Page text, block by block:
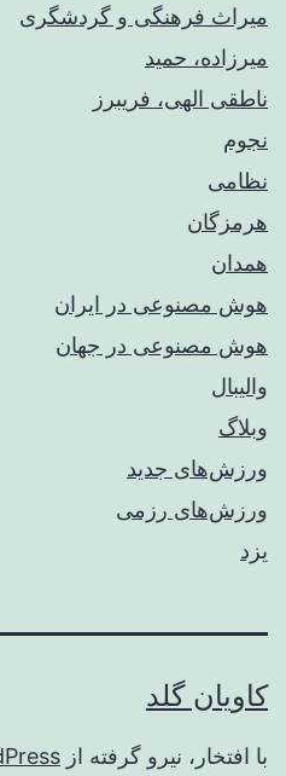
میراث فرهنگی و گردشگری
میرزاده، حمید
ناطقی الهی، فریبرز
نجوم
نظامی
هرمزگان
همدان
هوش مصنوعی در ایران
هوش مصنوعی در جهان
والیبال
وبلاگ
ورزش‌های جدید
ورزش‌های رزمی
یزد
کاویان گلد
با افتخار، نیرو گرفته از